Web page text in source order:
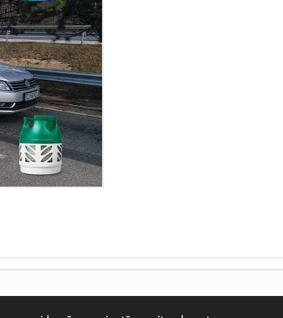
ceva pe traseu), deoarece se cunosteau destul de bine, eu
oricat imi doresc sa ajut pe cineva, iata ca sunt unii, care
masina.